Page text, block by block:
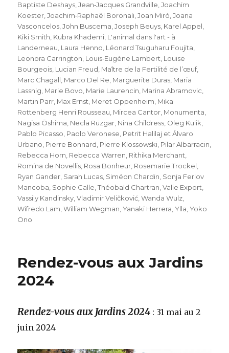
Baptiste Deshays,Jean‐Jacques Grandville,Joachim
Koester,Joachim‐Raphaël Boronali,Joan Miró,Joana
Vasconcelos,John Buscema,Joseph Beuys, Karel Appel,
Kiki Smith, Kubra Khademi, L'animal dans l'art - à
Landerneau, Laura Henno, Léonard Tsuguharu Foujita,
Leonora Carrington, Louis‐Eugène Lambert, Louise
Bourgeois, Lucian Freud, Maître de la Fertilité de l’œuf,
Marc Chagall, Marco Del Re, Marguerite Duras, Maria
Lassnig, Marie Bovo, Marie Laurencin, Marina Abramovic,
Martin Parr, Max Ernst, Meret Oppenheim, Mika
Rottenberg Henri Rousseau, Mircea Cantor, Monumenta,
Nagisa Ōshima, Necla Rüzgar, Nina Childress, Oleg Kulik,
Pablo Picasso, Paolo Veronese, Petrit Halilaj et Álvaro
Urbano, Pierre Bonnard, Pierre Klossowski, Pilar Albarracin,
Rebecca Horn, Rebecca Warren, Rithika Merchant,
Romina de Novellis, Rosa Bonheur, Rosemarie Trockel,
Ryan Gander, Sarah Lucas, Siméon Chardin, Sonja Ferlov
Mancoba, Sophie Calle,Théobald Chartran,Valie Export,
Vassily Kandinsky,Vladimir Veličković,Wanda Wulz,
Wifredo Lam,William Wegman,Yanaki Herrera,Ylla,Yoko
Ono
Rendez-vous aux Jardins
2024
Rendez-vous aux Jardins 2024 : 31 mai au 2
juin 2024